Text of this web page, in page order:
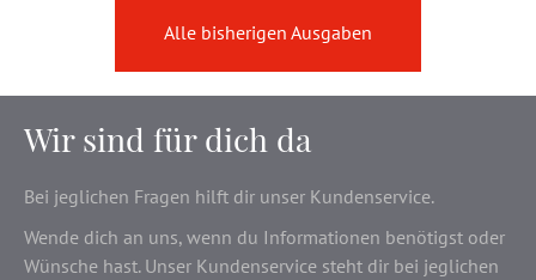
Alle bisherigen Ausgaben
Wir sind für dich da
Bei jeglichen Fragen hilft dir unser Kundenservice.
Wende dich an uns, wenn du Informationen benötigst oder
Wünsche hast. Unser Kundenservice steht dir bei jeglichen